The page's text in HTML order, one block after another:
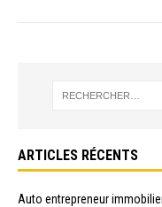
ARTICLES RÉCENTS
Auto entrepreneur